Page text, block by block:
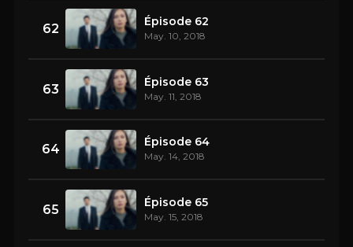
62 Épisode 62
May. 10, 2018
63 Épisode 63
May. 11, 2018
64 Épisode 64
May. 14, 2018
65 Épisode 65
May. 15, 2018